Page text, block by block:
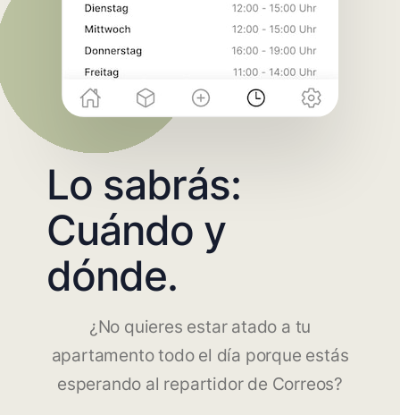
Lo sabrás:
Cuándo y
dónde.
¿No quieres estar atado a tu
apartamento todo el día porque estás
esperando al repartidor de Correos?